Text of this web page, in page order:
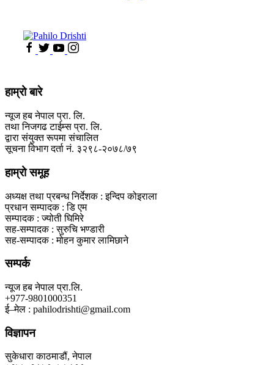
हाम्रो बारे
न्यूज हब नेपाल प्रा. लि.
तथा निजगढ टाईम्स प्रा. लि.
द्वारा संयुक्त रूपमा संचालित
सूचना विभाग दर्ता नं. ३२९८-२०७८/७९
हाम्रो समूह
अध्यक्ष तथा प्रबन्ध निर्देशक : इन्दिप कोइराला
प्रधान सम्पादक : डि एम
सम्पादक : ज्योती घिमिरे
सह-सम्पादक : सुरुचि भण्डारी
सह-सम्पादक : मोहन कुमार लामिछाने
सम्पर्क
न्यूज हब नेपाल प्रा.लि.
+977-9801000351
ई–मेल : pahilodrishti@gmail.com
विज्ञापन
सुकेधारा काठमाडौं, नेपाल